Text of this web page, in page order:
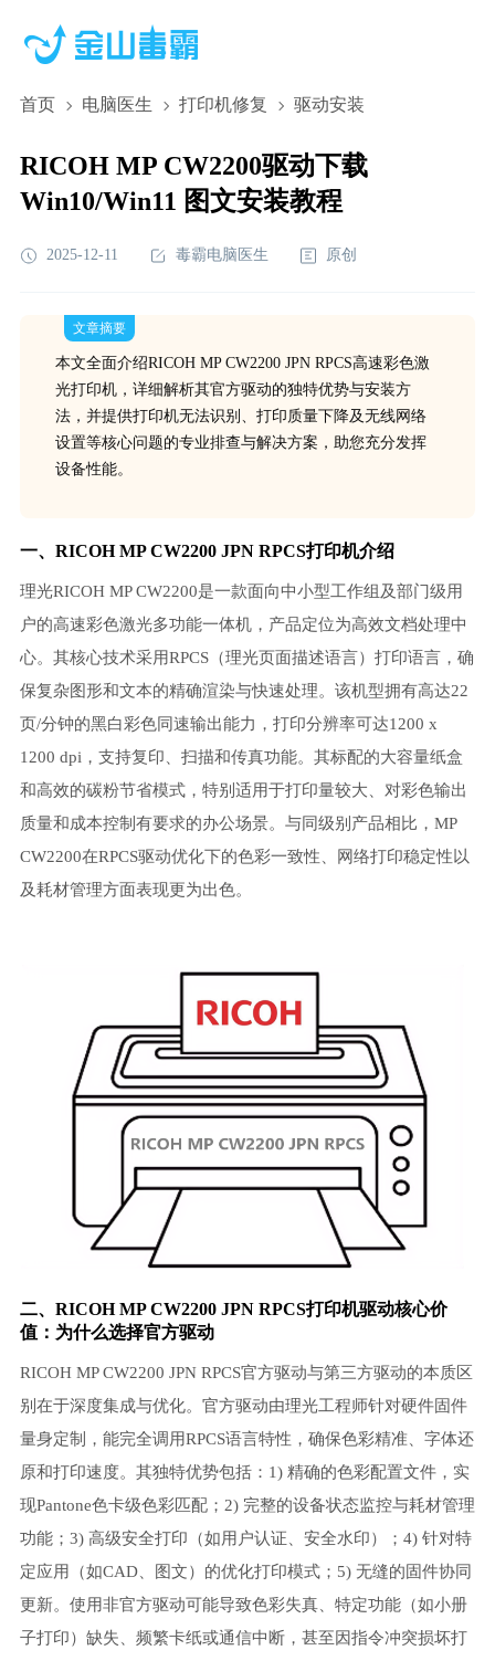
首页 电脑医生 打印机修复 驱动安装
RICOH MP CW2200驱动下载
Win10/Win11 图文安装教程
2025-12-11 毒霸电脑医生 原创
文章摘要
本文全面介绍RICOH MP CW2200 JPN RPCS高速彩色激
光打印机，详细解析其官方驱动的独特优势与安装方
法，并提供打印机无法识别、打印质量下降及无线网络
设置等核心问题的专业排查与解决方案，助您充分发挥
设备性能。
一、RICOH MP CW2200 JPN RPCS打印机介绍
理光RICOH MP CW2200是一款面向中小型工作组及部门级用
户的高速彩色激光多功能一体机，产品定位为高效文档处理中
心。其核心技术采用RPCS（理光页面描述语言）打印语言，确
保复杂图形和文本的精确渲染与快速处理。该机型拥有高达22
页/分钟的黑白彩色同速输出能力，打印分辨率可达1200 x
1200 dpi，支持复印、扫描和传真功能。其标配的大容量纸盒
和高效的碳粉节省模式，特别适用于打印量较大、对彩色输出
质量和成本控制有要求的办公场景。与同级别产品相比，MP
CW2200在RPCS驱动优化下的色彩一致性、网络打印稳定性以
及耗材管理方面表现更为出色。
二、RICOH MP CW2200 JPN RPCS打印机驱动核心价
值：为什么选择官方驱动
RICOH MP CW2200 JPN RPCS官方驱动与第三方驱动的本质区
别在于深度集成与优化。官方驱动由理光工程师针对硬件固件
量身定制，能完全调用RPCS语言特性，确保色彩精准、字体还
原和打印速度。其独特优势包括：1) 精确的色彩配置文件，实
现Pantone色卡级色彩匹配；2) 完整的设备状态监控与耗材管理
功能；3) 高级安全打印（如用户认证、安全水印）；4) 针对特
定应用（如CAD、图文）的优化打印模式；5) 无缝的固件协同
更新。使用非官方驱动可能导致色彩失真、特定功能（如小册
子打印）缺失、频繁卡纸或通信中断，甚至因指令冲突损坏打